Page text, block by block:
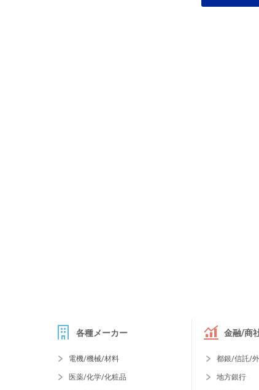
各種メーカー
電機/機械/材料
医薬/化学/化粧品
金融/商
都銀/信託/
地方銀行